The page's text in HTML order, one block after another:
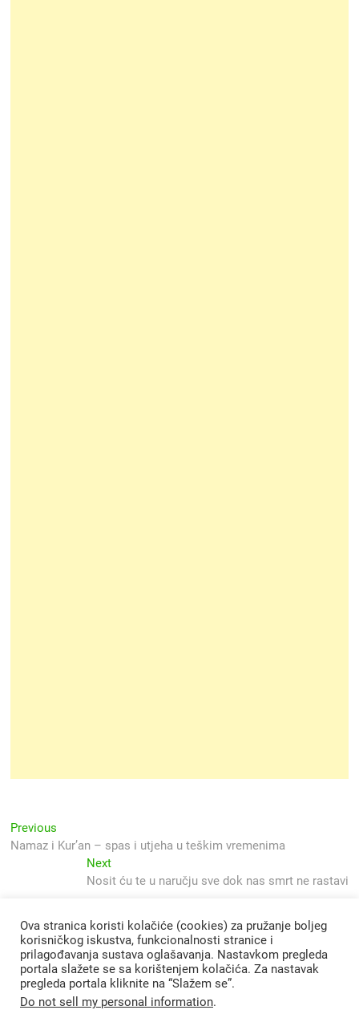
Navigacija
objava
Previous
post:
Namaz i Kur’an – spas i utjeha u teškim vremenima
NextNext
post:
Nosit ću te u naručju sve dok nas smrt ne rastavi
Ova stranica koristi kolačiće (cookies) za pružanje boljeg
korisničkog iskustva, funkcionalnosti stranice i
prilagođavanja sustava oglašavanja. Nastavkom pregleda
portala slažete se sa korištenjem kolačića. Za nastavak
pregleda portala kliknite na “Slažem se”.
Do not sell my personal information.